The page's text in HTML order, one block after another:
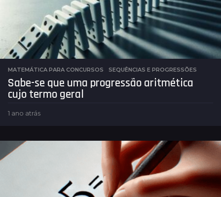
s
MATEMÁTICA PARA CONCURSOS ,SEQUÊNCIAS E PROGRESSÕES
Sabe-se que uma progressão aritmética
cujo termo geral
1 ano atrás
o